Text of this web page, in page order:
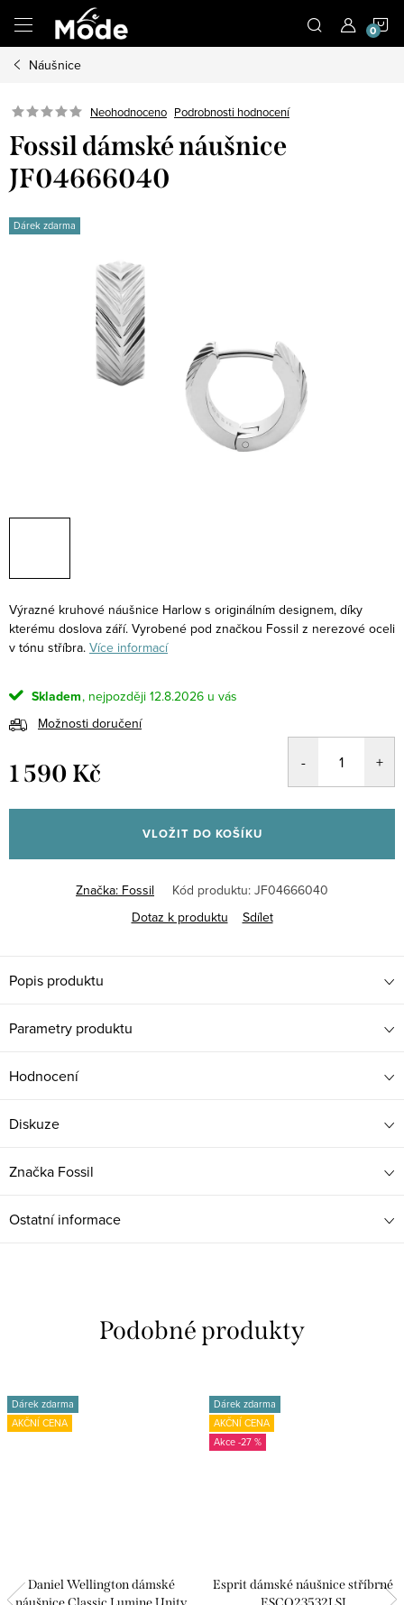
obsah
Náušnice
Neohodnoceno Podrobnosti hodnocení
Fossil dámské náušnice
JF04666040
Dárek zdarma
Výrazné kruhové náušnice Harlow s originálním designem, díky
kterému doslova září. Vyrobené pod značkou Fossil z nerezové oceli
v tónu stříbra. Více informací
Skladem
12.8.2026
Možnosti doručení
1 590 Kč
cena:
VLOŽIT DO KOŠÍKU
Značka: Fossil Kód produktu: JF04666040
Dotaz k produktu
Sdílet
Popis produktu
Parametry produktu
Hodnocení
Diskuze
Značka Fossil
Ostatní informace
Dárek zdarma
AKČNÍ CENA
Daniel Wellington dámské
Dárek zdarma
AKČNÍ CENA
-27 %
Esprit dámské náušnice stříbrné